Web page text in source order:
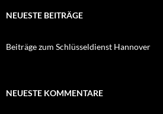
NEUESTE BEITRÄGE
Beiträge zum Schlüsseldienst Hannover
NEUESTE KOMMENTARE